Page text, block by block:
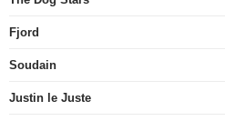
Fjord
Soudain
Justin le Juste